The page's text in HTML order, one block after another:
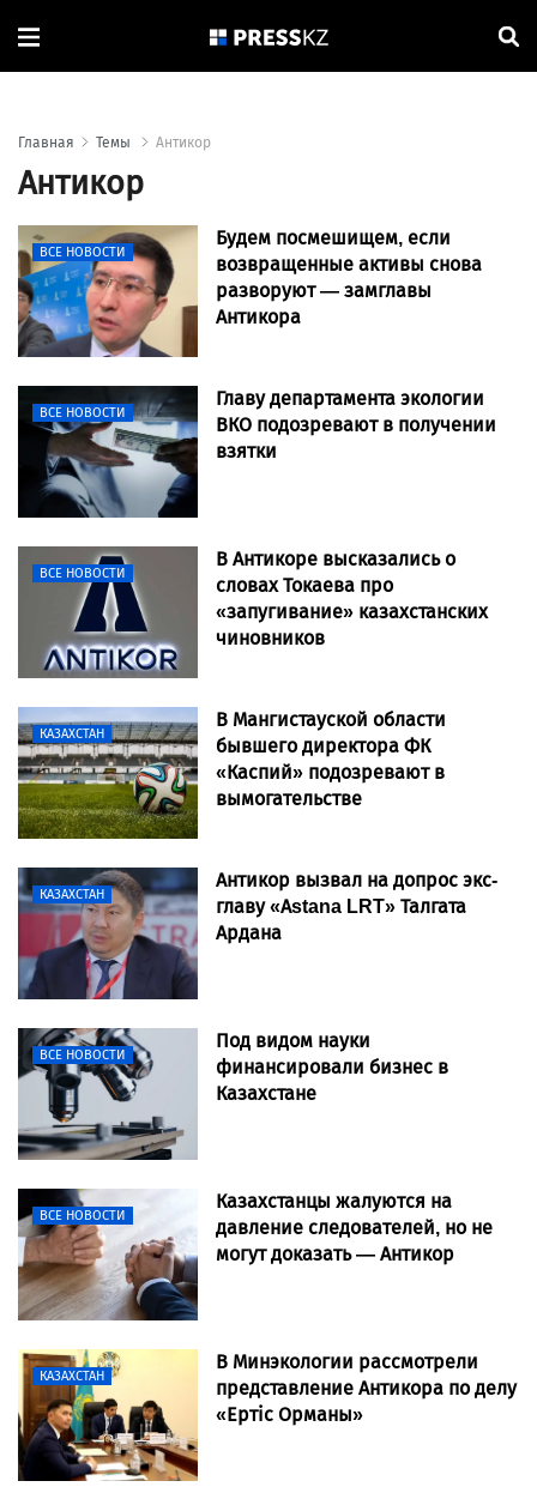
Главная Темы Антикор
Антикор
ВСЕ НОВОСТИ
Будем посмешищем, если
возвращенные активы снова
разворуют — замглавы
Антикора
ВСЕ НОВОСТИ
Главу департамента экологии
ВКО подозревают в получении
взятки
ВСЕ НОВОСТИ
В Антикоре высказались о
словах Токаева про
«запугивание» казахстанских
чиновников
КАЗАХСТАН
В Мангистауской области
бывшего директора ФК
«Каспий» подозревают в
вымогательстве
КАЗАХСТАН
Антикор вызвал на допрос экс-
главу «Astana LRT» Талгата
Ардана
ВСЕ НОВОСТИ
Под видом науки
финансировали бизнес в
Казахстане
ВСЕ НОВОСТИ
Казахстанцы жалуются на
давление следователей, но не
могут доказать — Антикор
КАЗАХСТАН
В Минэкологии рассмотрели
представление Антикора по делу
«Ертіс Орманы»